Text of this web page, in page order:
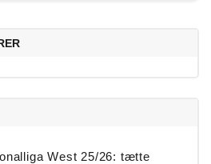
West 25/26: tætte